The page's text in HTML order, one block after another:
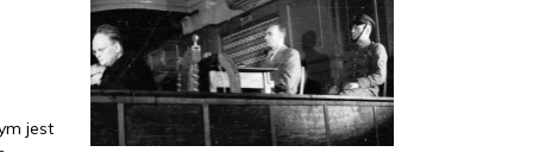
jest